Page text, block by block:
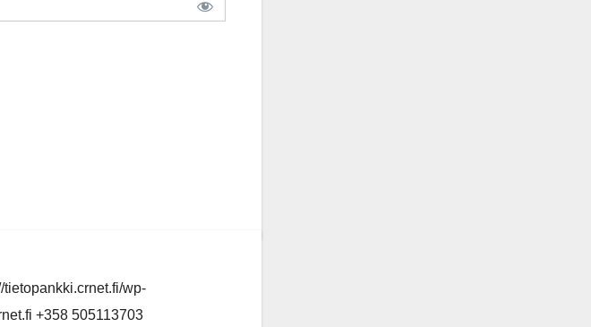
wp-
+358 505113703